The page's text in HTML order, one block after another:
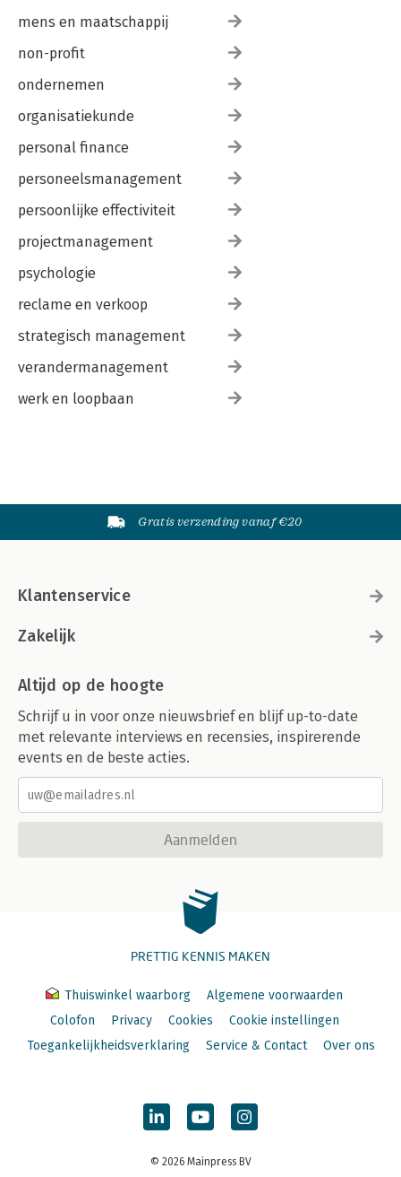
mens en maatschappij
non-profit
ondernemen
organisatiekunde
personal finance
personeelsmanagement
persoonlijke effectiviteit
projectmanagement
psychologie
reclame en verkoop
strategisch management
verandermanagement
werk en loopbaan
Gratis verzending vanaf €20
Klantenservice
Zakelijk
Altijd op de hoogte
Schrijf u in voor onze nieuwsbrief en blijf up-to-date
met relevante interviews en recensies, inspirerende
events en de beste acties.
Aanmelden
PRETTIG KENNIS MAKEN
Thuiswinkel waarborg
Algemene voorwaarden
Colofon
Privacy Cookies
Cookie instellingen
Toegankelijkheidsverklaring
Service & Contact Over ons
© 2026 Mainpress BV